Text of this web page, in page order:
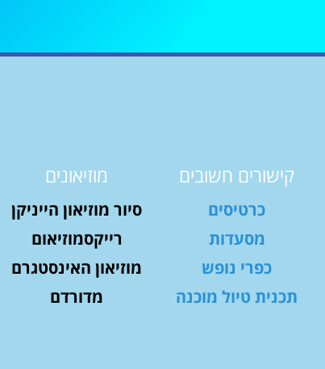
קישורים חשובים
כרטיסים
מסעדות
כפרי נופש
תכנית טיול מוכנה
מוזיאונים
סיור מוזיאון הייניקן
רייקסמוזיאום
מוזיאון האינסטגרם
מדורדם